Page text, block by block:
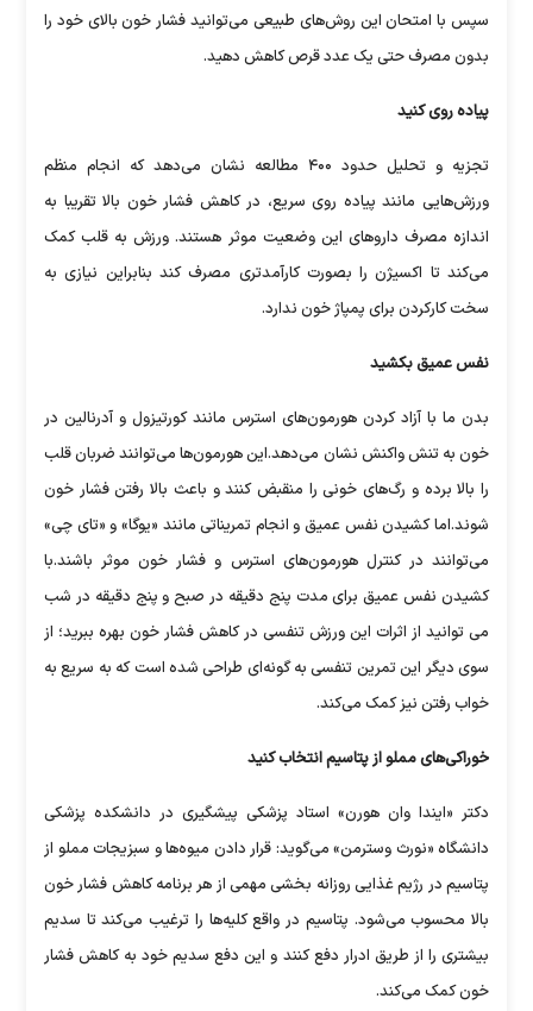
سپس با امتحان این روش‌های طبیعی می‌توانید فشار خون بالای خود را
بدون مصرف حتی یک عدد قرص کاهش دهید.
پیاده روی کنید
تجزیه و تحلیل حدود ۴۰۰ مطالعه نشان می‌دهد که انجام منظم
ورزش‌هایی مانند پیاده روی سریع، در کاهش فشار خون بالا تقریبا به
اندازه مصرف داروهای این وضعیت موثر هستند. ورزش به قلب کمک
می‌کند تا اکسیژن را بصورت کارآمدتری مصرف کند بنابراین نیازی به
سخت کارکردن برای پمپاژ خون ندارد.
نفس عمیق بکشید
بدن ما با آزاد کردن هورمون‌های استرس مانند کورتیزول و آدرنالین در
خون به تنش واکنش نشان می‌دهد.این هورمون‌ها می‌توانند ضربان قلب
را بالا برده و رگ‌های خونی را منقبض کنند و باعث بالا رفتن فشار خون
شوند.اما کشیدن نفس عمیق و انجام تمریناتی مانند «یوگا» و «تای چی»
می‌توانند در کنترل هورمون‌های استرس و فشار خون موثر باشند.با
کشیدن نفس عمیق برای مدت پنج دقیقه در صبح و پنج دقیقه در شب
می توانید از اثرات این ورزش تنفسی در کاهش فشار خون بهره ببرید؛ از
سوی دیگر این تمرین تنفسی به گونه‌ای طراحی شده است که به سریع به
خواب رفتن نیز کمک می‌کند.
خوراکی‌های مملو از پتاسیم انتخاب کنید
دکتر «ایندا وان هورن» استاد پزشکی پیشگیری در دانشکده پزشکی
دانشگاه «نورث وسترمن» می‌گوید: قرار دادن میوه‌ها و سبزیجات مملو از
پتاسیم در رژیم غذایی روزانه بخشی مهمی از هر برنامه کاهش فشار خون
بالا محسوب می‌شود. پتاسیم در واقع کلیه‌ها را ترغیب می‌کند تا سدیم
بیشتری را از طریق ادرار دفع کنند و این دفع سدیم خود به کاهش فشار
خون کمک می‌کند.